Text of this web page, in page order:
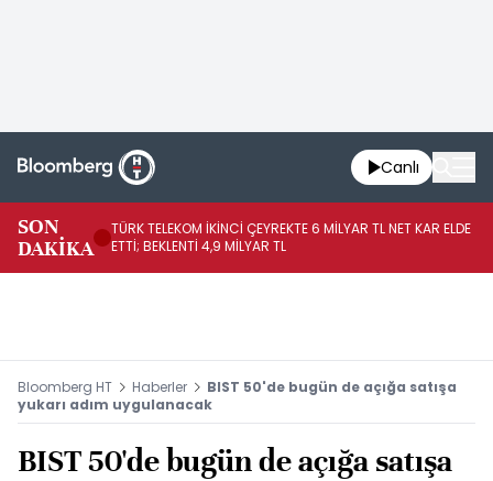
Canlı
SON
DAKİKA
TÜRK TELEKOM İKİNCİ ÇEYREKTE 6 MİLYAR TL NET KAR ELDE
ETTİ; BEKLENTİ 4,9 MİLYAR TL
Bloomberg HT Haberler
BIST 50'de bugün de açığa satışa
yukarı adım uygulanacak
BIST 50'de bugün de açığa satışa